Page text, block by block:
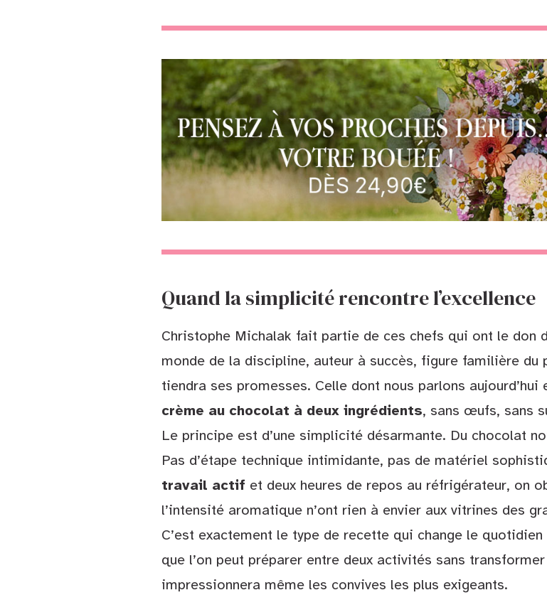
Quand la simplicité rencontre l’excellence
Christophe Michalak fait partie de ces chefs qui ont le don
monde de la discipline, auteur à succès, figure familière
tiendra ses promesses. Celle dont nous parlons
crème au chocolat à deux ingrédients, sans œufs, sans
Le principe est d’une simplicité désarmante. Du chocolat
Pas d’étape technique intimidante, pas de matériel
travail actif et deux heures de repos au réfrigérateur, on
l’intensité aromatique n’ont rien à envier aux vitrines des
C’est exactement le type de recette qui change le
que l’on peut préparer entre deux activités sans
impressionnera même les convives les plus exigeants.